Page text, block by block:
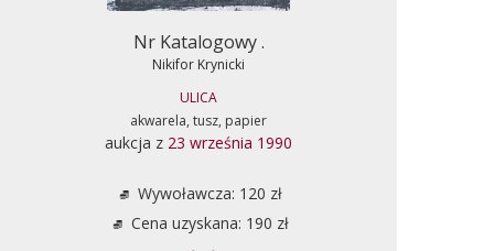
Nr Katalogowy .
Nikifor Krynicki
ULICA
akwarela, tusz, papier
aukcja z 23 września 1990
Wywoławcza: 120 zł
Cena uzyskana: 190 zł